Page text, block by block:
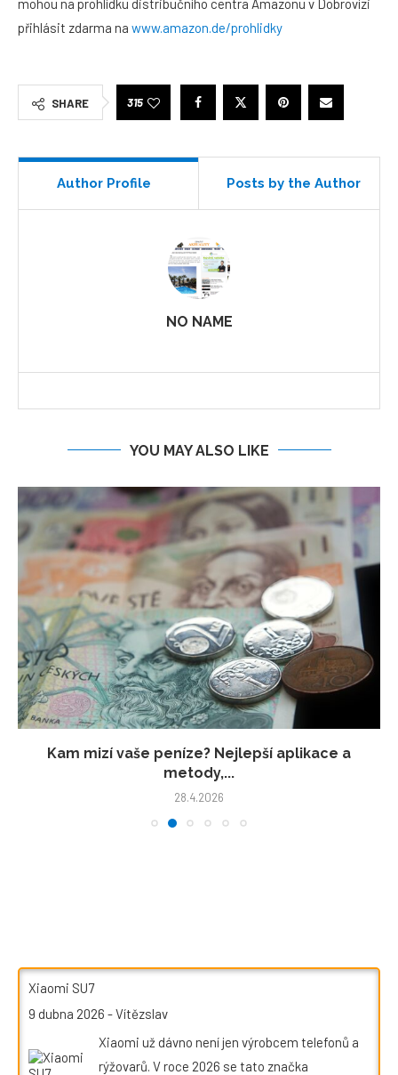
mohou na prohlídku distribučního centra Amazonu v Dobrovízi
přihlásit zdarma na www.amazon.de/prohlidky
SHARE 315
Author Profile Posts by the Author
NO NAME
YOU MAY ALSO LIKE
Kam mizí vaše peníze? Nejlepší aplikace a
metody,...
28.4.2026
Xiaomi SU7
9 dubna 2026 -Vítězslav
Xiaomi už dávno není jen výrobcem telefonů a
rýžovarů. V roce 2026 se tato značka